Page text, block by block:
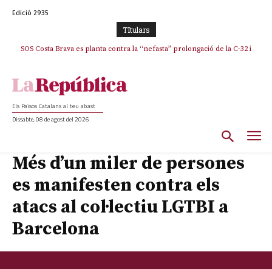
Edició 2935
TItulars
SOS Costa Brava es planta contra la “nefasta” prolongació de la C-32 i
La memòria viva de Josep Sunyol uneix l’esport i la cultura en un emotiu
Els Països Catalans al teu abast
Dissabte, 08 de agost del 2026
Més d’un miler de persones
es manifesten contra els
atacs al col·lectiu LGTBI a
Barcelona